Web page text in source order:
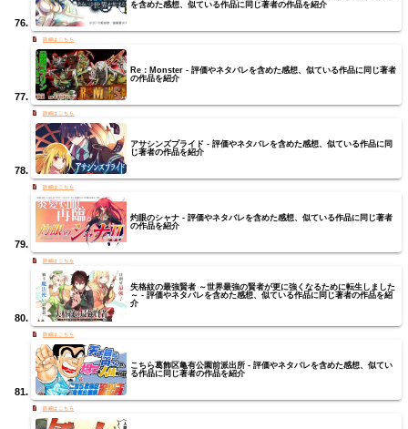
を含めた感想、似ている作品に同じ著者の作品を紹介
Re：Monster - 評価やネタバレを含めた感想、似ている作品に同じ著者
の作品を紹介
アサシンズプライド - 評価やネタバレを含めた感想、似ている作品に同
じ著者の作品を紹介
灼眼のシャナ - 評価やネタバレを含めた感想、似ている作品に同じ著者
の作品を紹介
失格紋の最強賢者 ～世界最強の賢者が更に強くなるために転生しました
～ - 評価やネタバレを含めた感想、似ている作品に同じ著者の作品を紹
介
こちら葛飾区亀有公園前派出所 - 評価やネタバレを含めた感想、似てい
る作品に同じ著者の作品を紹介